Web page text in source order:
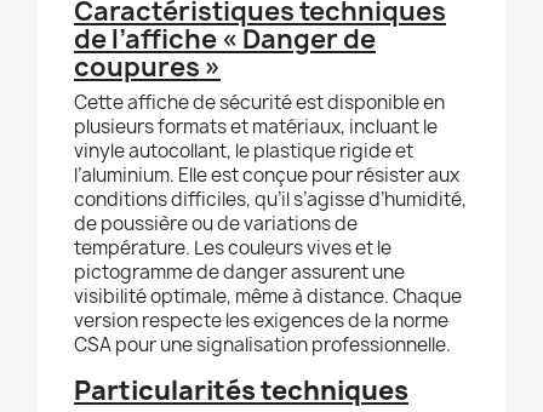
Caractéristiques techniques
de l’affiche « Danger de
coupures »
Cette affiche de sécurité est disponible en
plusieurs formats et matériaux, incluant le
vinyle autocollant, le plastique rigide et
l’aluminium. Elle est conçue pour résister aux
conditions difficiles, qu’il s’agisse d’humidité,
de poussière ou de variations de
température. Les couleurs vives et le
pictogramme de danger assurent une
visibilité optimale, même à distance. Chaque
version respecte les exigences de la norme
CSA pour une signalisation professionnelle.
Particularités techniques